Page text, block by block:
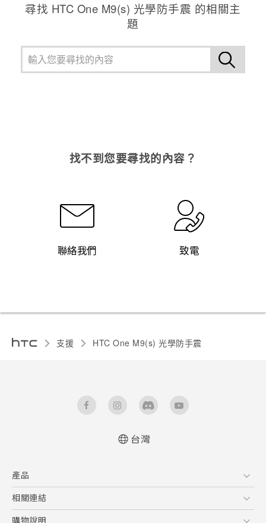
登入尋找 HTC One M9(s) 光學防手震 的相關主
題
找不到您要尋找的內容？
聯絡我們 致電
支援 HTC One M9(s) 光學防手震‎
台灣
產品
5G
智慧型手機
相關連結
HTC Research